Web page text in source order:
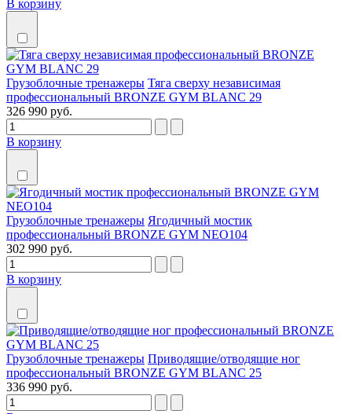
В корзину
Грузоблочные тренажеры Тяга сверху независимая
профессиональный BRONZE GYM BLANC 29
326 990 руб.
В корзину
Грузоблочные тренажеры Ягодичный мостик
профессиональный BRONZE GYM NEO104
302 990 руб.
В корзину
Грузоблочные тренажеры Приводящие/отводящие ног
профессиональный BRONZE GYM BLANC 25
336 990 руб.